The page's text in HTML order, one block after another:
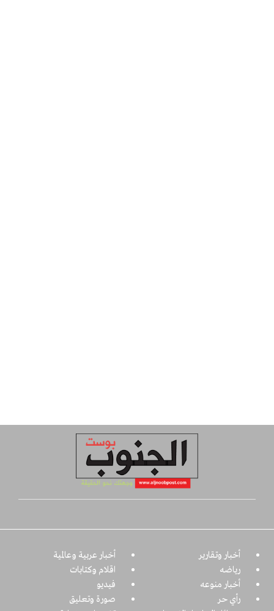
أخبار وتقارير
أخبار عربية وعالمية
رياضه
اقلام وكتابات
أخبار منوعه
فيديو
رأي حر
صورة وتعليق